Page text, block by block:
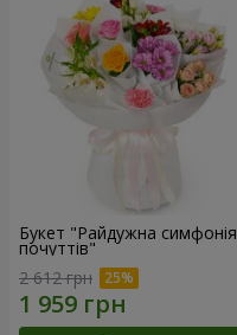
Букет "Райдужна симфонія
почуттів"
2 612 грн